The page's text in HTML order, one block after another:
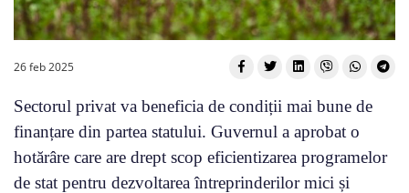
26 feb 2025
Sectorul privat va beneficia de condiții mai bune de
finanțare din partea statului. Guvernul a aprobat o
hotărâre care are drept scop eficientizarea programelor
de stat pentru dezvoltarea întreprinderilor mici și